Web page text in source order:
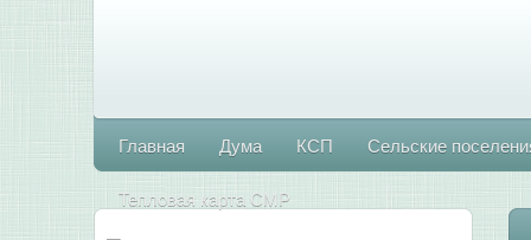
Главная Дума КСП Сельские
Тепловая карта СМР